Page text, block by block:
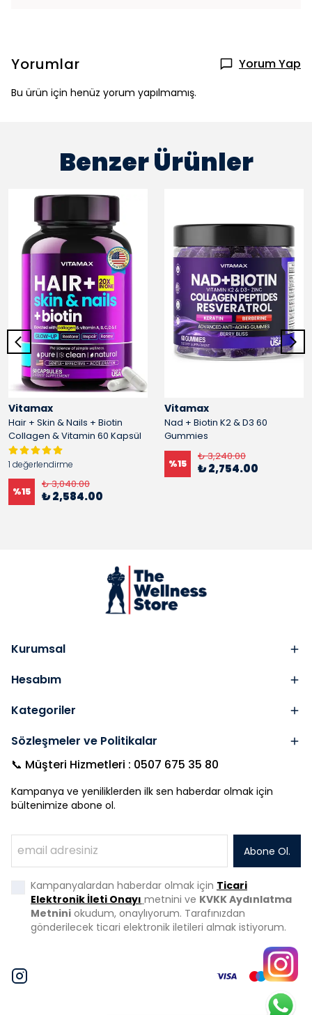
Yorumlar Yorum Yap
Bu ürün için henüz yorum yapılmamış.
Benzer Ürünler
Vitamax
Hair + Skin & Nails + Biotin
Collagen & Vitamin 60 Kapsül
1 değerlendirme
%15
₺ 3,040.00
₺ 2,584.00
Vitamax
Nad + Biotin K2 & D3 60
Gummies
%15
₺ 3,240.00
₺ 2,754.00
Kurumsal
Hesabım
Kategoriler
Sözleşmeler ve Politikalar
📞 Müşteri Hizmetleri : 0507 675 35 80
Kampanya ve yeniliklerden ilk sen haberdar olmak için
bültenimize abone ol.
Abone Ol.
Kampanyalardan haberdar olmak için Ticari
Elektronik İleti Onayı metnini ve KVKK Aydınlatma
Metnini okudum, onaylıyorum. Tarafınızdan
gönderilecek ticari elektronik iletileri almak istiyorum.